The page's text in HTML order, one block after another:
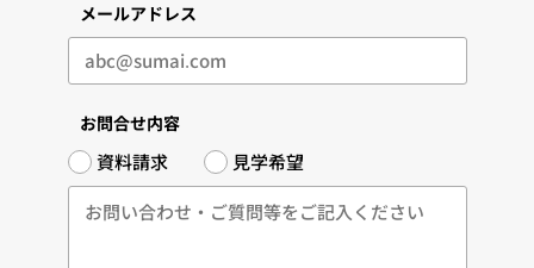
メールアドレス
お問合せ内容
資料請求 見学希望